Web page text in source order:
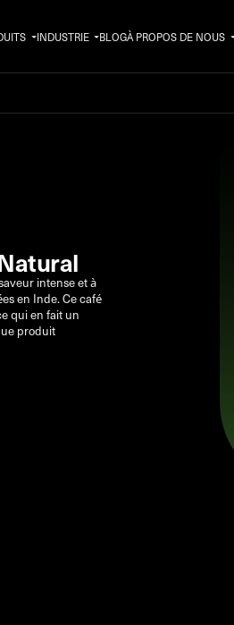
INDUSTRIE BLOGÀ PROPOS DE NOUS
intense et à
en Inde. Ce café
qui en fait un
produit